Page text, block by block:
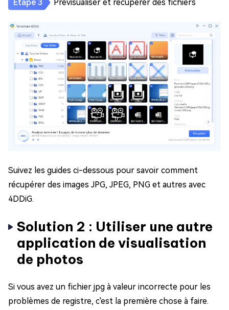
Prévisualiser et récupérer des fichiers
Suivez les guides ci-dessous pour savoir comment
récupérer des images JPG, JPEG, PNG et autres avec
4DDiG.
Solution 2 : Utiliser une autre
application de visualisation
de photos
Si vous avez un fichier jpg à valeur incorrecte pour les
problèmes de registre, c'est la première chose à faire.